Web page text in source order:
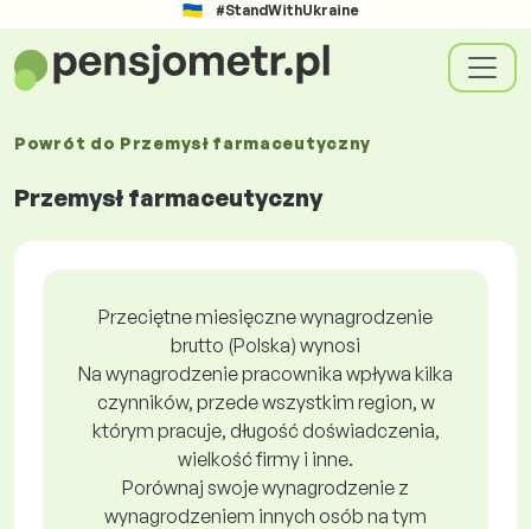
#StandWithUkraine
Powrót do Przemysł farmaceutyczny
Przemysł farmaceutyczny
Przeciętne miesięczne wynagrodzenie
brutto (Polska) wynosi
Na wynagrodzenie pracownika wpływa kilka
czynników, przede wszystkim region, w
którym pracuje, długość doświadczenia,
wielkość firmy i inne.
Porównaj swoje wynagrodzenie z
wynagrodzeniem innych osób na tym